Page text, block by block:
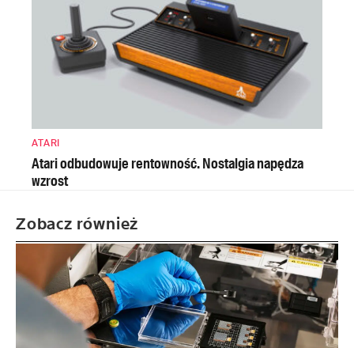
ATARI
Atari odbudowuje rentowność. Nostalgia napędza
wzrost
Zobacz również